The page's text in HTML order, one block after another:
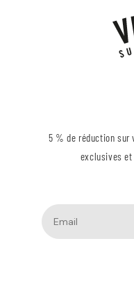
5 % de réduction sur
exclusives